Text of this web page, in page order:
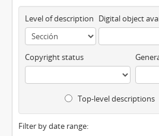
Level of description
Copyright status
Top-level descriptions
Filter by date range: